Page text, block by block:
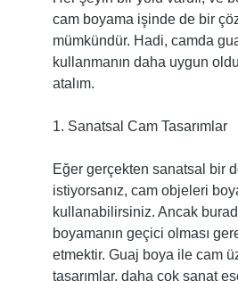
cam boyama işinde de bir
mümkündür. Hadi, camda
kullanmanın daha uygun
atalım.
1. Sanatsal Cam Tasarımlar
Eğer gerçekten sanatsal bir
istiyorsanız, cam objeleri
kullanabilirsiniz. Ancak
boyamanın geçici olması
etmektir. Guaj boya ile cam
tasarımlar, daha çok sanat